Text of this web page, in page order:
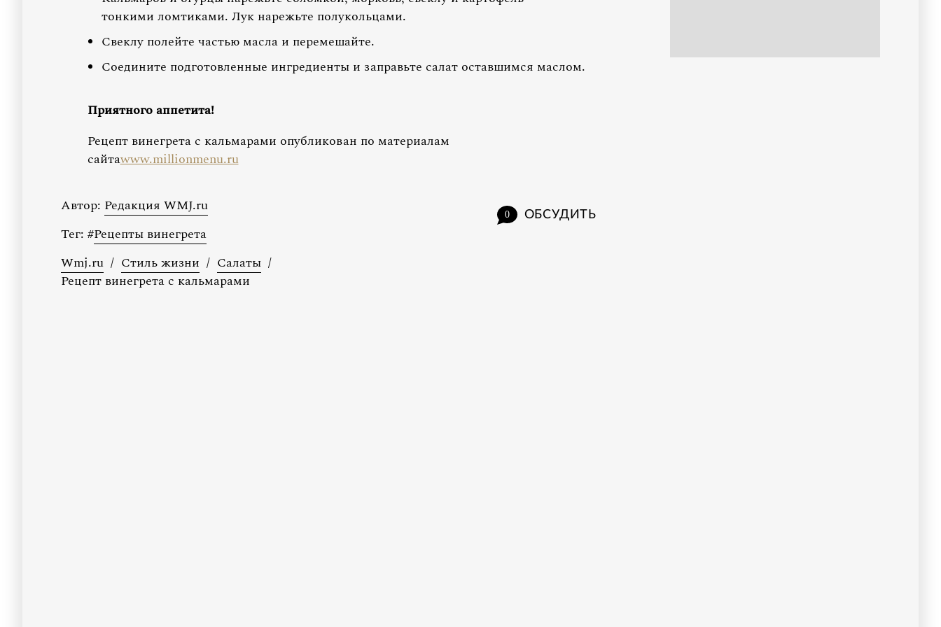
тонкими ломтиками. Лук нарежьте полукольцами.
Свеклу полейте частью масла и перемешайте.
Соедините подготовленные ингредиенты и заправьте салат оставшимся маслом.
Приятного аппетита!
Рецепт винегрета с кальмарами опубликован по материалам
сайтаwww.millionmenu.ru
0 ОБСУДИТЬ
Автор: Редакция WMJ.ru
Тег: #Рецепты винегрета
Wmj.ru / Стиль жизни / Салаты /
Рецепт винегрета с кальмарами